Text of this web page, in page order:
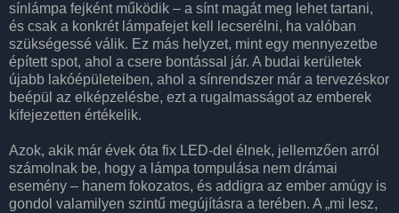
sínlámpa fejként működik – a sínt magát meg lehet tartani,
és csak a konkrét lámpafejet kell lecserélni, ha valóban
szükségessé válik. Ez más helyzet, mint egy mennyezetbe
épített spot, ahol a csere bontással jár. A budai kerületek
újabb lakóépületeiben, ahol a sínrendszer már a tervezéskor
beépül az elképzelésbe, ezt a rugalmasságot az emberek
kifejezetten értékelik.
Azok, akik már évek óta fix LED-del élnek, jellemzően arról
számolnak be, hogy a lámpa tompulása nem drámai
esemény – hanem fokozatos, és addigra az ember amúgy is
gondol valamilyen szintű megújításra a terében. A „mi lesz,